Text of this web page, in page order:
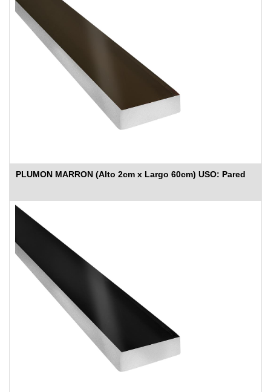
PLUMON MARRON (Alto 2cm x Largo 60cm) USO: Pared